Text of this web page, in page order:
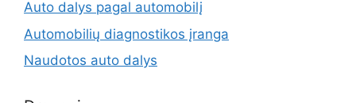
Auto dalys pagal automobilį
Automobilių diagnostikos įranga
Naudotos auto dalys